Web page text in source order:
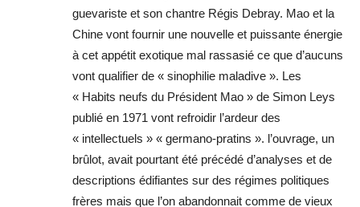
guevariste et son chantre Régis Debray. Mao et la
Chine vont fournir une nouvelle et puissante énergie
à cet appétit exotique mal rassasié ce que d’aucuns
vont qualifier de « sinophilie maladive ». Les
« Habits neufs du Président Mao » de Simon Leys
publié en 1971 vont refroidir l’ardeur des
« intellectuels » « germano-pratins ». l’ouvrage, un
brûlot, avait pourtant été précédé d’analyses et de
descriptions édifiantes sur des régimes politiques
frères mais que l’on abandonnait comme de vieux